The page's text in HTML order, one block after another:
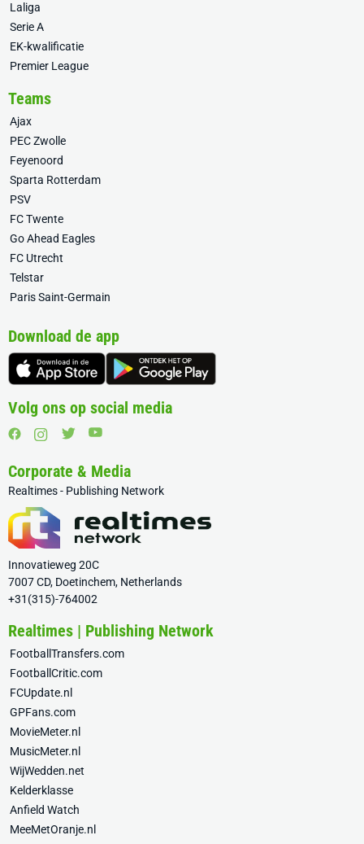
Laliga
Serie A
EK-kwalificatie
Premier League
Teams
Ajax
PEC Zwolle
Feyenoord
Sparta Rotterdam
PSV
FC Twente
Go Ahead Eagles
FC Utrecht
Telstar
Paris Saint-Germain
Download de app
Volg ons op social media
Corporate & Media
Realtimes - Publishing Network
Innovatieweg 20C
7007 CD, Doetinchem, Netherlands
+31(315)-764002
Realtimes | Publishing Network
FootballTransfers.com
FootballCritic.com
FCUpdate.nl
GPFans.com
MovieMeter.nl
MusicMeter.nl
WijWedden.net
Kelderklasse
Anfield Watch
MeeMetOranje.nl